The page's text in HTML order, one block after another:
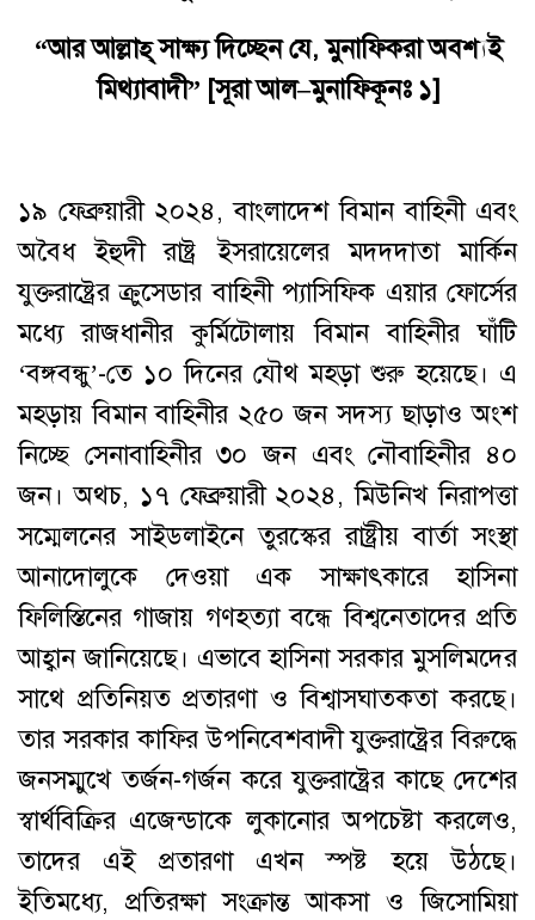
“আর আল্লাহ্‌সাক্ষ্য দিচ্ছেন যে,মুনাফিকরা অবশ্যই
মিথ্যাবাদী” [সূরা আল–মুনাফিকূনঃ ১]
১৯ ফেব্রুয়ারী ২০২৪, বাংলাদেশ বিমান বাহিনী এবং
অবৈধ ইহুদী রাষ্ট্র ইসরায়েলের মদদদাতা মার্কিন
যুক্তরাষ্ট্রের ক্রুসেডার বাহিনী প্যাসিফিক এয়ার ফোর্সের
মধ্যে রাজধানীর কুর্মিটোলায় বিমান বাহিনীর ঘাঁটি
‘বঙ্গবন্ধু’-তে ১০ দিনের যৌথ মহড়া শুরু হয়েছে। এ
মহড়ায় বিমান বাহিনীর ২৫০ জন সদস্য ছাড়াও অংশ
নিচ্ছে সেনাবাহিনীর ৩০ জন এবং নৌবাহিনীর ৪০
জন। অথচ, ১৭ ফেব্রুয়ারী ২০২৪, মিউনিখ নিরাপত্তা
সম্মেলনের সাইডলাইনে তুরস্কের রাষ্ট্রীয় বার্তা সংস্থা
আনাদোলুকে দেওয়া এক সাক্ষাৎকারে হাসিনা
ফিলিস্তিনের গাজায় গণহত্যা বন্ধে বিশ্বনেতাদের প্রতি
আহ্বান জানিয়েছে। এভাবে হাসিনা সরকার মুসলিমদের
সাথে প্রতিনিয়ত প্রতারণা ও বিশ্বাসঘাতকতা করছে।
তার সরকার কাফির উপনিবেশবাদী যুক্তরাষ্ট্রের বিরুদ্ধে
জনসম্মুখে তর্জন-গর্জন করে যুক্তরাষ্ট্রের কাছে দেশের
স্বার্থবিক্রির এজেন্ডাকে লুকানোর অপচেষ্টা করলেও,
তাদের এই প্রতারণা এখন স্পষ্ট হয়ে উঠছে।
ইতিমধ্যে, প্রতিরক্ষা সংক্রান্ত আকসা ও জিসোমিয়া